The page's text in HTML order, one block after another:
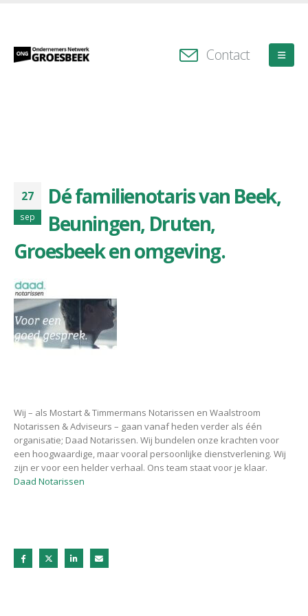
Contact
27
sep
Dé familienotaris van Beek,
Beuningen, Druten,
Groesbeek en omgeving.
Wij – als Mostart & Timmermans Notarissen en Waalstroom
Notarissen & Adviseurs – gaan vanaf heden verder als één
organisatie; Daad Notarissen. Wij bundelen onze krachten voor
een hoogwaardige, maar vooral persoonlijke dienstverlening. Wij
zijn er voor een helder verhaal. Ons team staat voor je klaar.
Daad Notarissen